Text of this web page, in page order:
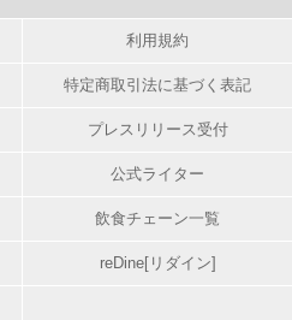
利用規約
特定商取引法に基づく表記
プレスリリース受付
公式ライター
飲食チェーン一覧
reDine[リダイン]